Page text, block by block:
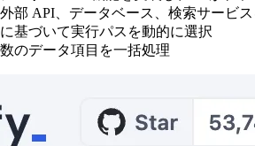
外部 API、データベース、検索サービ
に基づいて実行パスを動的に選択
数のデータ項目を一括処理